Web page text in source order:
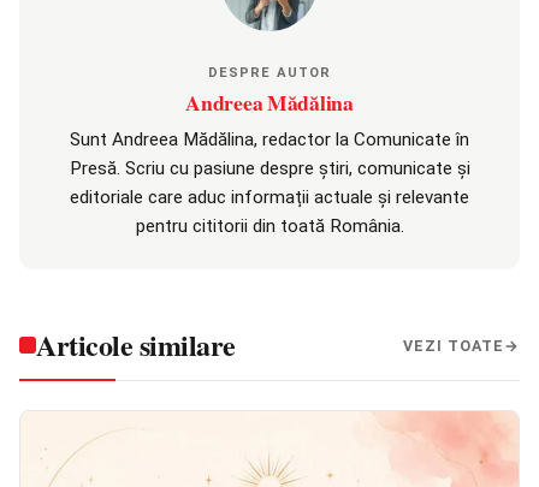
DESPRE AUTOR
Andreea Mădălina
Sunt Andreea Mădălina, redactor la Comunicate în
Presă. Scriu cu pasiune despre știri, comunicate și
editoriale care aduc informații actuale și relevante
pentru cititorii din toată România.
Articole similare VEZI TOATE